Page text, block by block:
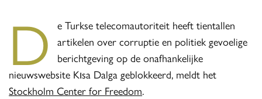
D
e Turkse telecomautoriteit heeft tientallen
artikelen over corruptie en politiek gevoelige
berichtgeving op de onafhankelijke
nieuwswebsite Kısa Dalga geblokkeerd, meldt het
Stockholm Center for Freedom.